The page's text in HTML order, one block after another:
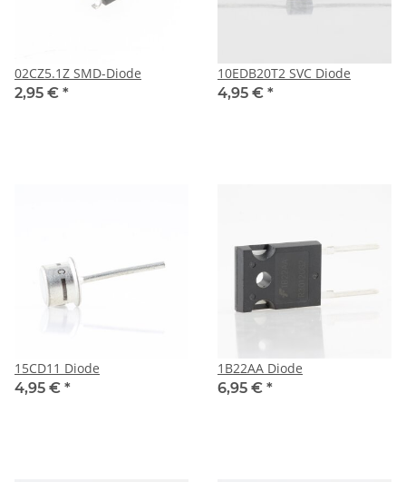
02CZ5.1Z SMD-Diode
2,95 € *
10EDB20T2 SVC Diode
4,95 € *
15CD11 Diode
4,95 € *
1B22AA Diode
6,95 € *